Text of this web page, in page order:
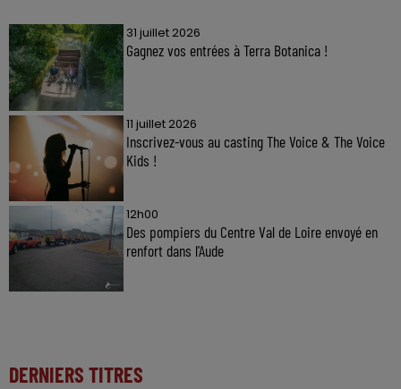
31 juillet 2026
Gagnez vos entrées à Terra Botanica !
11 juillet 2026
Inscrivez-vous au casting The Voice & The Voice
Kids !
12h00
Des pompiers du Centre Val de Loire envoyé en
renfort dans l'Aude
DERNIERS TITRES